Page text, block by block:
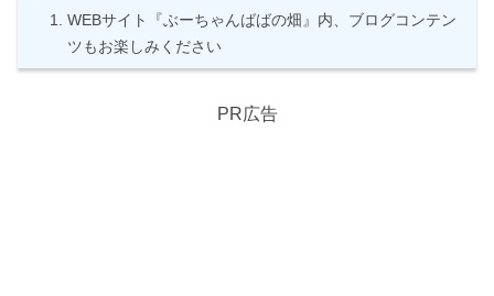
WEBサイト『ぶーちゃんばばの畑』内、ブログコンテン
ツもお楽しみください
PR広告